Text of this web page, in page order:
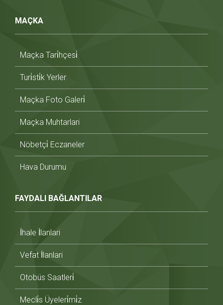
MAÇKA
Maçka Tari̇hçesi̇
Turi̇sti̇k Yerler
Maçka Foto Galeri̇
Maçka Muhtarlari
Nöbetçi̇ Eczaneler
Hava Durumu
FAYDALI BAĞLANTILAR
İhale İlanlari
Vefat İlanlari
Otobüs Saatleri̇
Mecli̇s Üyeleri̇mi̇z